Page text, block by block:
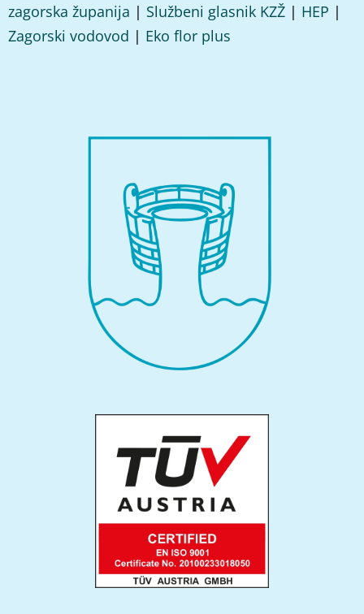
zagorska županija | Službeni glasnik KZŽ | HEP |
Zagorski vodovod | Eko flor plus